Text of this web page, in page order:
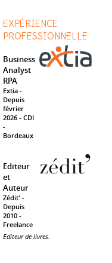
EXPÉRIENCE
PROFESSIONNELLE
Business
Analyst
RPA
Extia
Depuis
février
2026
CDI
Bordeaux
Editeur
et
Auteur
Zédit'
Depuis
2010
Freelance
Editeur de livres.